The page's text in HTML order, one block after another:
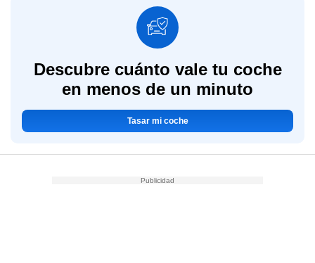
Descubre cuánto vale tu coche
en menos de un minuto
Tasar mi coche